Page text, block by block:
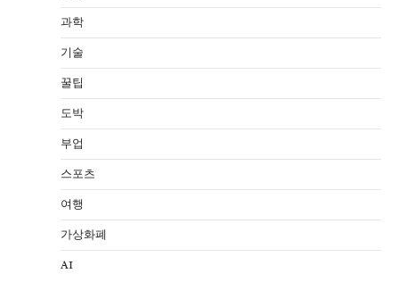
과학
기술
꿀팁
도박
부업
스포츠
여행
가상화폐
AI